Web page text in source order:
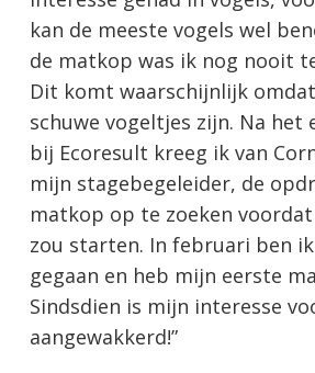
kan de meeste vogels wel
de matkop was ik nog nooit
Dit komt waarschijnlijk
schuwe vogeltjes zijn. Na het
bij Ecoresult kreeg ik van
mijn stagebegeleider, de
matkop op te zoeken
zou starten. In februari ben
gegaan en heb mijn eerste
Sindsdien is mijn interesse
aangewakkerd!”